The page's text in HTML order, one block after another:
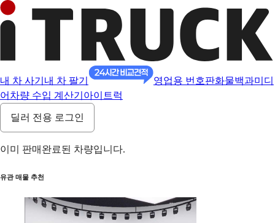
내 차 사기 내 차 팔기 영업용 번호판화물백과미디
어 차량 수입 계산기 아이트럭
딜러 전용 로그인
이미 판매완료된 차량입니다.
유관 매물 추천